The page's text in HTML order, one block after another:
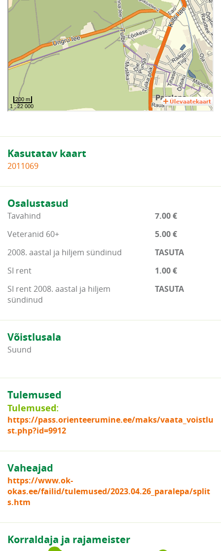
Kasutatav kaart
2011069
Osalustasud
Tavahind
7.00 €
Veteranid 60+
5.00 €
2008. aastal ja hiljem sündinud
TASUTA
SI rent
1.00 €
SI rent 2008. aastal ja hiljem
sündinud
TASUTA
Võistlusala
Suund
Tulemused
Tulemused:
https://pass.orienteerumine.ee/maks/vaata_voistlu
st.php?id=9912
Vaheajad
https://www.ok-
okas.ee/failid/tulemused/2023.04.26_paralepa/split
s.htm
Korraldaja ja rajameister